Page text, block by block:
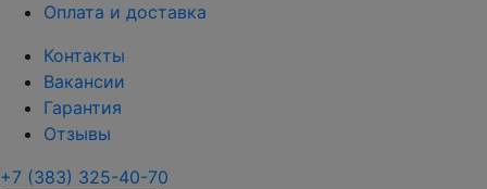
Оплата и доставка
Контакты
Вакансии
Гарантия
Отзывы
+7 (383) 325-40-70